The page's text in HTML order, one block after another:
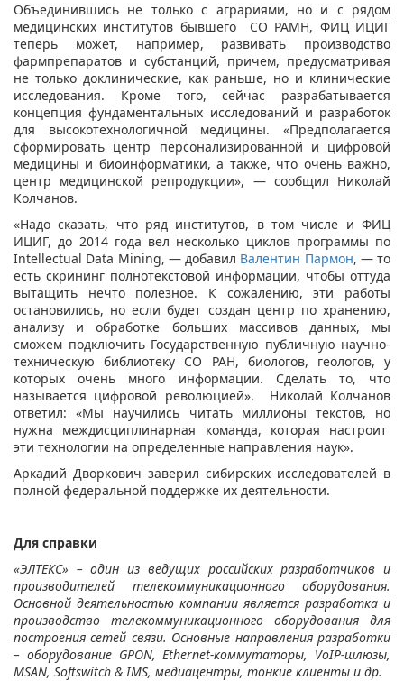
Объединившись не только с аграриями, но и с рядом
медицинских институтов бывшего СО РАМН, ФИЦ ИЦИГ
теперь может, например, развивать производство
фармпрепаратов и субстанций, причем, предусматривая
не только доклинические, как раньше, но и клинические
исследования. Кроме того, сейчас разрабатывается
концепция фундаментальных исследований и разработок
для высокотехнологичной медицины. «Предполагается
сформировать центр персонализированной и цифровой
медицины и биоинформатики, а также, что очень важно,
центр медицинской репродукции», — сообщил Николай
Колчанов.
«Надо сказать, что ряд институтов, в том числе и ФИЦ
ИЦИГ, до 2014 года вел несколько циклов программы по
Intellectual Data Mining, — добавил Валентин Пармон, — то
есть скрининг полнотекстовой информации, чтобы оттуда
вытащить нечто полезное. К сожалению, эти работы
остановились, но если будет создан центр по хранению,
анализу и обработке больших массивов данных, мы
сможем подключить Государственную публичную научно-
техническую библиотеку СО РАН, биологов, геологов, у
которых очень много информации. Сделать то, что
называется цифровой революцией». Николай Колчанов
ответил: «Мы научились читать миллионы текстов, но
нужна междисциплинарная команда, которая настроит
эти технологии на определенные направления наук».
Аркадий Дворкович заверил сибирских исследователей в
полной федеральной поддержке их деятельности.
Для справки
«ЭЛТЕКС» – один из ведущих российских разработчиков и
производителей телекоммуникационного оборудования.
Основной деятельностью компании является разработка и
производство телекоммуникационного оборудования для
построения сетей связи. Основные направления разработки
– оборудование GPON, Ethernet-коммутаторы, VoIP-шлюзы,
MSAN, Softswitch & IMS, медиацентры, тонкие клиенты и др.